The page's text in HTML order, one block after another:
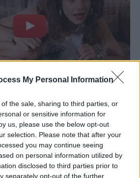
My Personal Information
the sale, sharing to third parties, or
or sensitive information for
us, please use the below opt-out
selection. Please note that after your
you may continue seeing
on personal information utilized by
disclosed to third parties prior to
separately opt-out of the further